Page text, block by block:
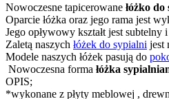
Nowoczesne tapicerowane łóżko
Oparcie łóżka oraz jego rama jest
Jego opływowy kształt jest
Zaletą naszych łóżek do sypialni jest
Modele naszych łóżek pasują do
Nowoczesna forma łóżka
OPIS;
*wykonane z płyty meblowej ,